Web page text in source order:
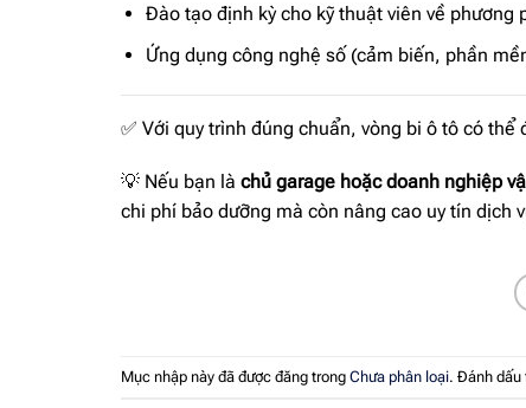
Đào tạo định kỳ cho kỹ thuật viên về phương
Ứng dụng công nghệ số (cảm biến, phần
✅ Với quy trình đúng chuẩn, vòng bi ô tô có
💡 Nếu bạn là chủ garage hoặc doanh nghiệp
chi phí bảo dưỡng mà còn nâng cao uy tín dịch
Mục nhập này đã được đăng trong Chưa phân loại. Đánh dấu